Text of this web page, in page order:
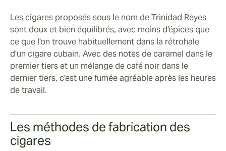
Les cigares proposés sous le nom de Trinidad Reyes
sont doux et bien équilibrés, avec moins d'épices que
ce que l'on trouve habituellement dans la rétrohale
d'un cigare cubain. Avec des notes de caramel dans le
premier tiers et un mélange de café noir dans le
dernier tiers, c'est une fumée agréable après les heures
de travail.
Les méthodes de fabrication des
cigares